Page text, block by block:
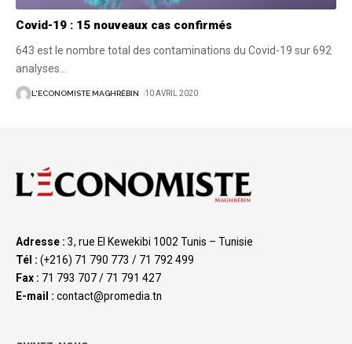
Covid-19 : 15 nouveaux cas confirmés
643 est le nombre total des contaminations du Covid-19 sur 692
analyses
L'ECONOMISTE MAGHRÉBIN 10 AVRIL 2020
Adresse : 3, rue El Kewekibi 1002 Tunis – Tunisie
Tél : (+216) 71 790 773 / 71 792 499
Fax : 71 793 707 / 71 791 427
E-mail : contact@promedia.tn